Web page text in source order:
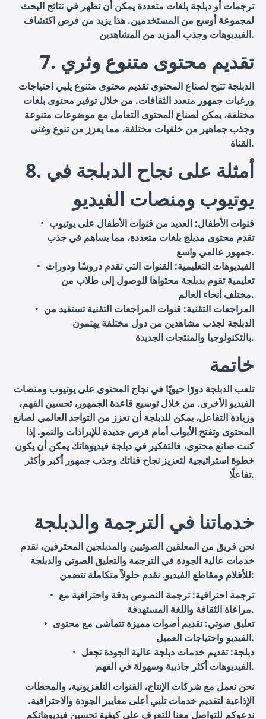
ترجمات أو دبلجة بلغات متعددة يمكن أن تظهر في نتائج البحث
لمجموعة أوسع من المستخدمين. هذا يزيد من فرص اكتشاف
الفيديوهات وجذب المزيد من المشاهدين.
7. تقديم محتوى متنوع وثري
الدبلجة تتيح لصناع المحتوى تقديم محتوى متنوع يلبي احتياجات
ورغبات جمهور متعدد الثقافات. من خلال توفير محتوى بلغات
مختلفة، يمكن لصناع المحتوى التعامل مع موضوعات متنوعة
وجذب جماهير من خلفيات مختلفة، مما يعزز من تنوع وغنى
القناة.
8. أمثلة على نجاح الدبلجة في
يوتيوب ومنصات الفيديو
قنوات الأطفال: العديد من قنوات الأطفال على يوتيوب
تقدم محتوى مدبلج بلغات متعددة، مما يساهم في جذب
جمهور عالمي واسع.
الفيديوهات التعليمية: القنوات التي تقدم دروسًا ودورات
تعليمية تقوم بدبلجة محتواها للوصول إلى طلاب من
مختلف أنحاء العالم.
المراجعات التقنية: قنوات المراجعات التقنية تستفيد من
الدبلجة لجذب مشاهدين من دول مختلفة يهتمون
بالتكنولوجيا والمنتجات الجديدة.
خاتمة
تلعب الدبلجة دورًا حيويًا في نجاح المحتوى على يوتيوب ومنصات
الفيديو الأخرى. من خلال توسيع قاعدة الجمهور، تحسين الفهم،
وزيادة التفاعل، يمكن للدبلجة أن تعزز من التواجد العالمي لصانع
المحتوى وتفتح الأبواب أمام فرص جديدة للإيرادات والنمو. إذا
كنت صانع محتوى، فالتفكير في دبلجة فيديوهاتك يمكن أن يكون
خطوة استراتيجية لتعزيز نجاح قناتك وجذب جمهور أكبر وأكثر
تفاعلًا.
خدماتنا في الترجمة والدبلجة
نحن فريق من المعلقين الصوتيين والمدبلجين المحترفين، نقدم
خدمات عالية الجودة في الترجمة والتعليق الصوتي والدبلجة
للأفلام ومقاطع الفيديو. نقدم حلولاً متكاملة تتضمن:
ترجمة احترافية: ترجمة النصوص بدقة واحترافية مع
مراعاة الثقافة واللغة المستهدفة.
تعليق صوتي: تقديم أصوات مميزة تتماشى مع محتوى
الفيديو واحتياجات العميل.
دبلجة: تقديم خدمات دبلجة عالية الجودة تجعل
الفيديوهات أكثر جاذبية وسهولة في الفهم.
نحن نعمل مع شركات الإنتاج، القنوات التلفزيونية، والمحطات
الإذاعية لتقديم خدمات تلبي أعلى معايير الجودة والاحترافية.
ندعوكم للتواصل معنا للتعرف على كيفية تحسين فيديوهاتكم